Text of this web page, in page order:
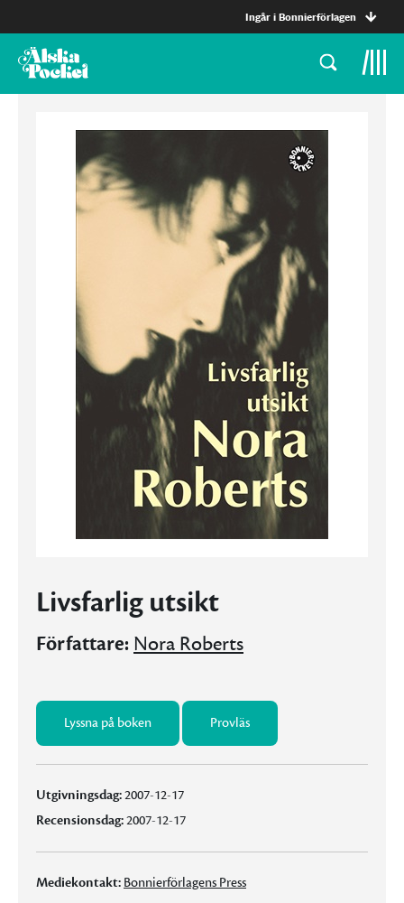
Ingår i Bonnierförlagen
Livsfarlig utsikt
Författare: Nora Roberts
Lyssna på boken Provläs
Utgivningsdag:2007-12-17
Recensionsdag:2007-12-17
Mediekontakt: Bonnierförlagens Press